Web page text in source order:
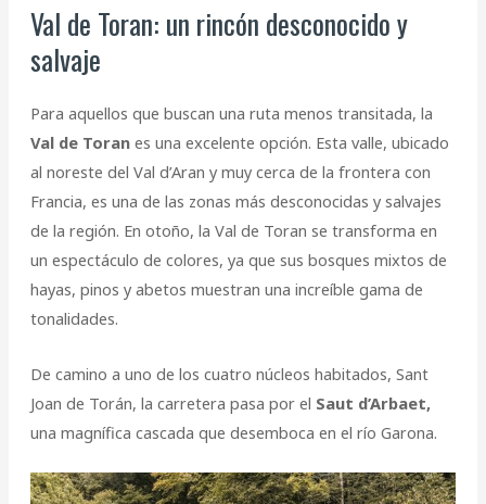
Val de Toran: un rincón desconocido y
salvaje
Para aquellos que buscan una ruta menos transitada, la
Val de Toranes una excelente opción. Esta valle, ubicado
al noreste del Val d’Aran y muy cerca de la frontera con
Francia, es una de las zonas más desconocidas y salvajes
de la región. En otoño, la Val de Toran se transforma en
un espectáculo de colores, ya que sus bosques mixtos de
hayas, pinos y abetos muestran una increíble gama de
tonalidades.
De camino a uno de los cuatro núcleos habitados, Sant
Joan de Torán, la carretera pasa por el Saut d’Arbaet,
una magnífica cascada que desemboca en el río Garona.